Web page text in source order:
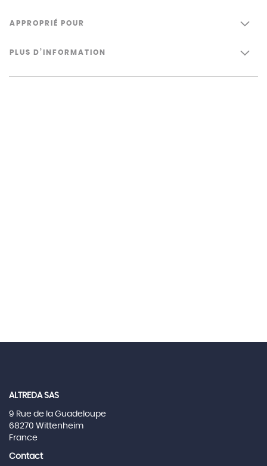
APPROPRIÉ POUR
PLUS D’INFORMATION
ALTREDA SAS
9 Rue de la Guadeloupe
68270 Wittenheim
France
Contact